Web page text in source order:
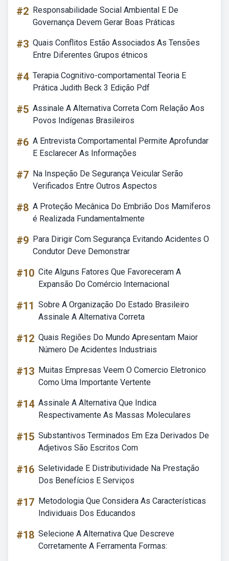
#2 Responsabilidade Social Ambiental E De
Governança Devem Gerar Boas Práticas
#3 Quais Conflitos Estão Associados As Tensões
Entre Diferentes Grupos étnicos
#4 Terapia Cognitivo-comportamental Teoria E
Prática Judith Beck 3 Edição Pdf
#5 Assinale A Alternativa Correta Com Relação Aos
Povos Indígenas Brasileiros
#6 A Entrevista Comportamental Permite Aprofundar
E Esclarecer As Informações
#7 Na Inspeção De Segurança Veicular Serão
Verificados Entre Outros Aspectos
#8 A Proteção Mecânica Do Embrião Dos Mamíferos
é Realizada Fundamentalmente
#9 Para Dirigir Com Segurança Evitando Acidentes O
Condutor Deve Demonstrar
#10 Cite Alguns Fatores Que Favoreceram A
Expansão Do Comércio Internacional
#11 Sobre A Organização Do Estado Brasileiro
Assinale A Alternativa Correta
#12 Quais Regiões Do Mundo Apresentam Maior
Número De Acidentes Industriais
#13 Muitas Empresas Veem O Comercio Eletronico
Como Uma Importante Vertente
#14 Assinale A Alternativa Que Indica
Respectivamente As Massas Moleculares
#15 Substantivos Terminados Em Eza Derivados De
Adjetivos São Escritos Com
#16 Seletividade E Distributividade Na Prestação
Dos Benefícios E Serviços
#17 Metodologia Que Considera As Características
Individuais Dos Educandos
#18 Selecione A Alternativa Que Descreve
Corretamente A Ferramenta Formas: